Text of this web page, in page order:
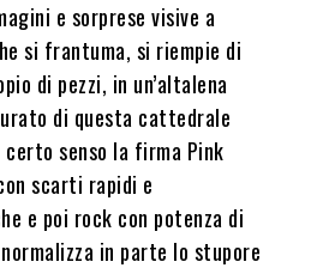
e sorprese visive a
si frantuma, si riempie di
di pezzi, in un’altalena
di questa cattedrale
certo senso la firma Pink
scarti rapidi e
e poi rock con potenza di
in parte lo stupore